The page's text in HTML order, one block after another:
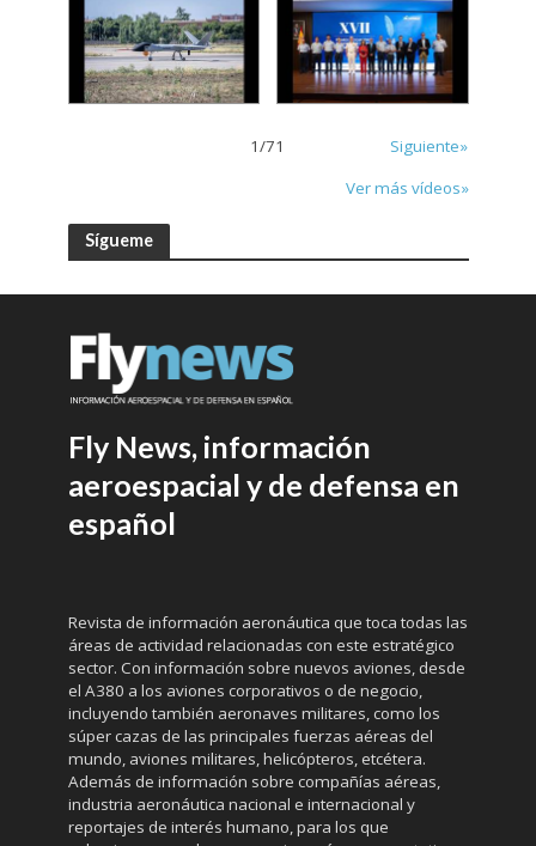
1/71
Siguiente»
Ver más vídeos»
Sígueme
Fly News, información
aeroespacial y de defensa en
español
Revista de información aeronáutica que toca todas las
áreas de actividad relacionadas con este estratégico
sector. Con información sobre nuevos aviones, desde
el A380 a los aviones corporativos o de negocio,
incluyendo también aeronaves militares, como los
súper cazas de las principales fuerzas aéreas del
mundo, aviones militares, helicópteros, etcétera.
Además de información sobre compañías aéreas,
industria aeronáutica nacional e internacional y
reportajes de interés humano, para los que